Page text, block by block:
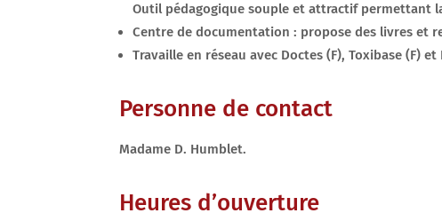
Outil pédagogique souple et attractif permettant
Centre de documentation : propose des livres et
Travaille en réseau avec Doctes (F), Toxibase (F) et
Personne de contact
Madame D. Humblet.
Heures d’ouverture